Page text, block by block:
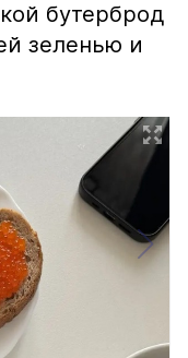
бутерброд
зеленью и